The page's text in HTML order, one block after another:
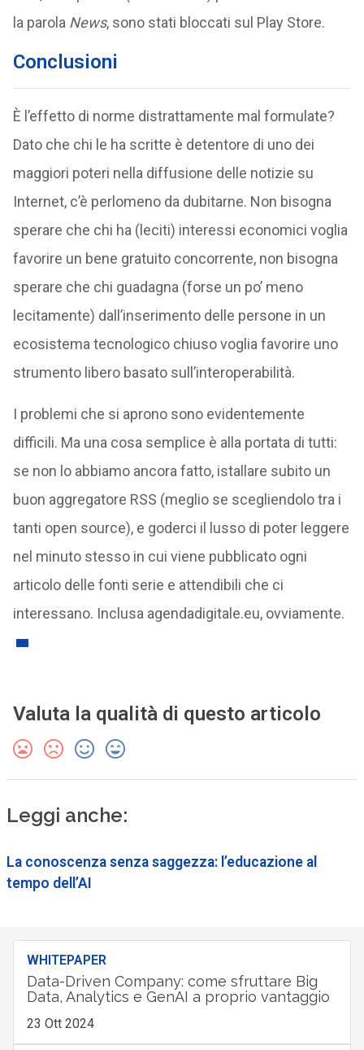
la parola News, sono stati bloccati sul Play Store.
Conclusioni
È l’effetto di norme distrattamente mal formulate?
Dato che chi le ha scritte è detentore di uno dei
maggiori poteri nella diffusione delle notizie su
Internet, c’è perlomeno da dubitarne. Non bisogna
sperare che chi ha (leciti) interessi economici voglia
favorire un bene gratuito concorrente, non bisogna
sperare che chi guadagna (forse un po’ meno
lecitamente) dall’inserimento delle persone in un
ecosistema tecnologico chiuso voglia favorire uno
strumento libero basato sull’interoperabilità.
I problemi che si aprono sono evidentemente
difficili. Ma una cosa semplice è alla portata di tutti:
se non lo abbiamo ancora fatto, istallare subito un
buon aggregatore RSS (meglio se scegliendolo tra i
tanti open source), e goderci il lusso di poter leggere
nel minuto stesso in cui viene pubblicato ogni
articolo delle fonti serie e attendibili che ci
interessano. Inclusa agendadigitale.eu, ovviamente.
Valuta la qualità di questo articolo
Leggi anche:
La conoscenza senza saggezza: l’educazione al
tempo dell’AI
WHITEPAPER
Data-Driven Company: come sfruttare Big
Data, Analytics e GenAI a proprio vantaggio
23 Ott 2024